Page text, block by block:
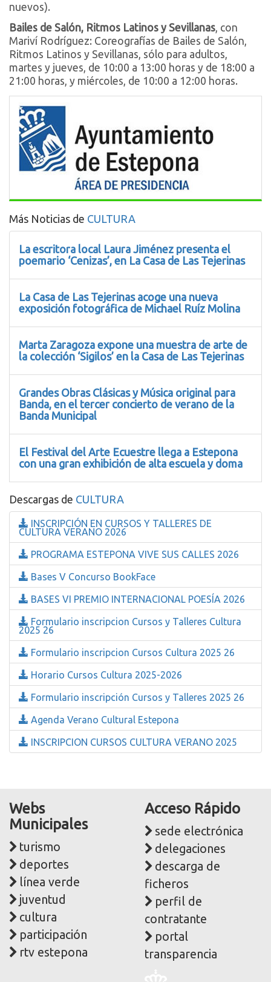
nuevos).
Bailes de Salón, Ritmos Latinos y Sevillanas, con
Mariví Rodríguez: Coreografías de Bailes de Salón,
Ritmos Latinos y Sevillanas, sólo para adultos,
martes y jueves, de 10:00 a 13:00 horas y de 18:00 a
21:00 horas, y miércoles, de 10:00 a 12:00 horas.
Más Noticias de CULTURA
La escritora local Laura Jiménez presenta el
poemario ‘Cenizas’, en La Casa de Las Tejerinas
La Casa de Las Tejerinas acoge una nueva
exposición fotográfica de Michael Ruíz Molina
Marta Zaragoza expone una muestra de arte de
la colección ‘Sigilos’ en la Casa de Las Tejerinas
Grandes Obras Clásicas y Música original para
Banda, en el tercer concierto de verano de la
Banda Municipal
El Festival del Arte Ecuestre llega a Estepona
con una gran exhibición de alta escuela y doma
Descargas de CULTURA
INSCRIPCIÓN EN CURSOS Y TALLERES DE
CULTURA VERANO 2026
PROGRAMA ESTEPONA VIVE SUS CALLES 2026
Bases V Concurso BookFace
BASES VI PREMIO INTERNACIONAL POESÍA 2026
Formulario inscripcion Cursos y Talleres Cultura
2025 26
Formulario inscripcion Cursos Cultura 2025 26
Horario Cursos Cultura 2025-2026
Formulario inscripción Cursos y Talleres 2025 26
Agenda Verano Cultural Estepona
INSCRIPCION CURSOS CULTURA VERANO 2025
Webs
Municipales
turismo
deportes
línea verde
juventud
cultura
participación
rtv estepona
Acceso Rápido
sede electrónica
delegaciones
descarga de
ficheros
perfil de
contratante
portal
transparencia